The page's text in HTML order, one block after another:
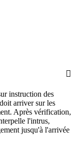
instruction des
arriver sur les
Après vérification,
l'intrus,
jusqu'à l'arrivée